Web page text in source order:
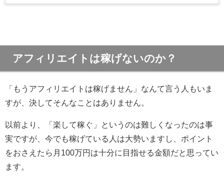
アフィリエイトは稼げないのか？
「もうアフィリエイトは稼げません」なんて言う人もいま
すが、決してそんなことはありません。
以前より、「楽して稼ぐ」というのは難しくなったのは事
実ですが、今でも稼げている人は大勢いますし、ポイント
をおさえたら月100万円は十分に目指せる金額だと思ってい
ます。